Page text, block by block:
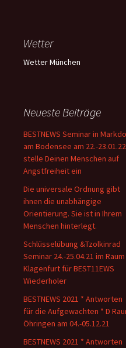
Wetter
Wetter München
Neueste Beiträge
BESTNEWS Seminar in
am Bodensee am 22.-
stelle Deinen Menschen auf
Angstfreiheit ein
Die universale Ordnung gibt
ihnen die unabhängige
Orientierung. Sie ist in Ihrem
Menschen hinterlegt.
Schlüsselübung &Tzolkinrad
Seminar 24.-25.04.21 im
Klagenfurt für BEST11EWS
Wiederholer
BESTNEWS 2021 * Antworten
für die Aufgewachten * D
Öhringen am 04.-05.12.21
BESTNEWS 2021 * Antworten